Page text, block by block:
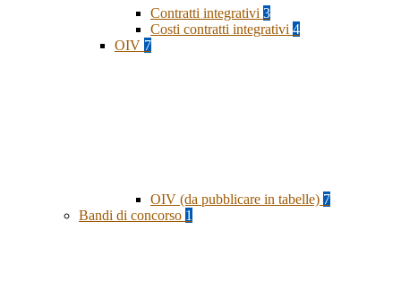
Contratti integrativi 3
Costi contratti integrativi 4
OIV 7
OIV (da pubblicare in tabelle) 7
Bandi di concorso 1